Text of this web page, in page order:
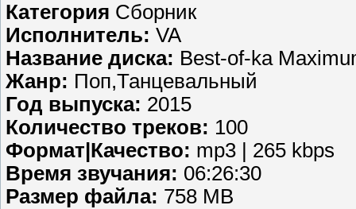
Категория Сборник
Исполнитель: VA
Название диска: Best-of-ka
Жанр: Поп,Танцевальный
Год выпуска: 2015
Количество треков: 100
Формат|Качество: mp3 | 265 kbps
Время звучания: 06:26:30
Размер файла: 758 MB